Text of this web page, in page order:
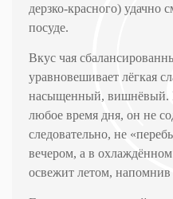
дерзко-красного) удачно
посуде.
Вкус чая
уравновешивает лёгкая
насыщенный, вишнёвый.
любое время дня, он не
следовательно, не
вечером, а в
освежит летом,